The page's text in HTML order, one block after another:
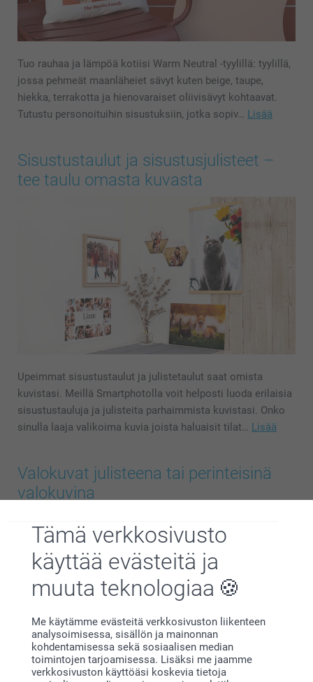
Tämä verkkosivusto
käyttää evästeitä ja
muuta teknologiaa
Me käytämme evästeitä verkkosivuston liikenteen
analysoimisessa, sisällön ja mainonnan
kohdentamisessa sekä sosiaalisen median
toimintojen tarjoamisessa. Lisäksi me jaamme
verkkosivuston käyttöäsi koskevia tietoja
Tuo rauhaa ja lämpöä kotiisi Warm Neutral -tyylillä: tyylillä,
jossa pehmeät maanläheiet sävyt kuten beige, taupe,
hiekka, terrakotta ja hienovaraiset oliivisävyt kohtaavat.
Tutustu personoituihin sisustuksiin, jotka sopiv… Lisää
Sisustustaulut ja sisustusjulisteet –
tee taulu omasta kuvasta
Upeimmat sisustustaulut ja julistetaulut saat omista
kuvistasi. Meillä Smartphotolla voit helposti luoda erilaisia
sisustustauluja ja julisteita parhaimmista kuvistasi. Onko
sinulla laaja valikoima kuvia joista haluaisit tilat… Lisää
Valokuvat julisteena tai perinteisinä
valokuvina